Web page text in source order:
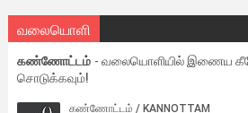
வலையொளி
கண்ணோட்டம் - வலையொளியில் இணைய
சொடுக்கவும்!